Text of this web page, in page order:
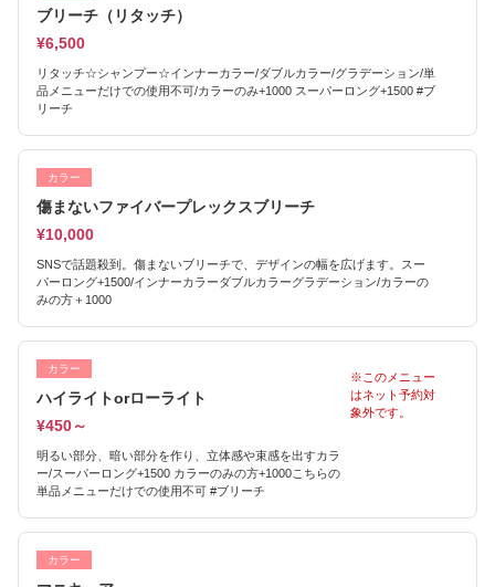
ブリーチ（リタッチ）
¥6,500
リタッチ☆シャンプー☆インナーカラー/ダブルカラー/グラデーション/単
品メニューだけでの使用不可/カラーのみ+1000 スーパーロング+1500 #ブ
リーチ
カラー
傷まないファイバープレックスブリーチ
¥10,000
SNSで話題殺到。傷まないブリーチで、デザインの幅を広げます。スー
パーロング+1500/インナーカラーダブルカラーグラデーション/カラーの
みの方＋1000
カラー
ハイライトorローライト
¥450～
明るい部分、暗い部分を作り、立体感や束感を出すカラ
ー/スーパーロング+1500 カラーのみの方+1000こちらの
単品メニューだけでの使用不可 #ブリーチ
※このメニュー
はネット予約対
象外です。
カラー